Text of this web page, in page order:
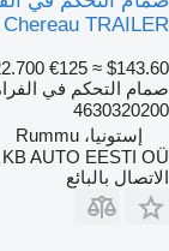
Chereau TRAILER
€125 ≈ $143.60
صمام التحكم في
4630320200
إستونيا، Rummu
KB AUTO EESTI OÜ
الاتصال بالبائع